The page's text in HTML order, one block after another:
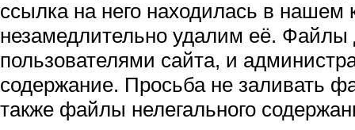
ссылка на него находилась в
незамедлительно удалим её.
пользователями сайта, и
содержание. Просьба не заливать
также файлы нелегального